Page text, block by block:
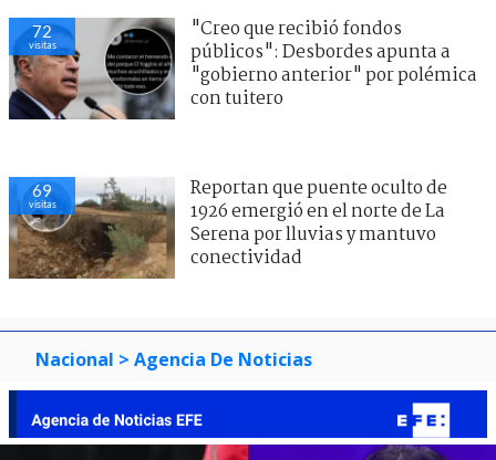
72
visitas
"Creo que recibió fondos
públicos": Desbordes apunta a
"gobierno anterior" por polémica
con tuitero
69
visitas
Reportan que puente oculto de
1926 emergió en el norte de La
Serena por lluvias y mantuvo
conectividad
Nacional > Agencia De Noticias